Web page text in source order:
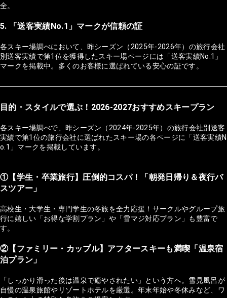
全。
5. 「送客実績No.1」マークが信頼の証
各スキー場調べにおいて、昨シーズン（2025年-2026年）の旅行会社
別送客実績で第1位を獲得したスキー場ページには「送客実績No.1」
マークを掲載中。多くのお客様に選ばれている安心の証です。
目的・スタイルで選ぶ！2026-2027おすすめスキープラン
各スキー場調べで、昨シーズン（2024年-2025年）の旅行会社別送客
実績で第1位の旅行会社に選ばれたスキー場の各ページに「送客実績N
o.1」マークを掲載しています。
①【学生・卒業旅行】圧倒的コスパ！「朝発日帰り＆夜行バ
スツアー」
高校生・大学生・専門学生の冬旅を全力応援！サークルやグループ旅
行に嬉しい「お得な学割プラン」や「雪マジ対応プラン」も豊富で
す。
②【ファミリー・カップル】アフタースキーも満喫「温泉宿
泊プラン」
「しっかり滑った後は温泉で癒やされたい」という方へ。雪見風呂が
自慢の温泉旅館やリゾートホテルを厳選。年末年始や冬休みなど、ワ